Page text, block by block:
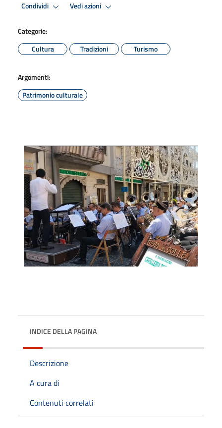
Condividi Vedi azioni
Categorie:
Cultura
Tradizioni Turismo
Argomenti:
Patrimonio culturale
INDICE DELLA PAGINA
Descrizione
A cura di
Contenuti correlati